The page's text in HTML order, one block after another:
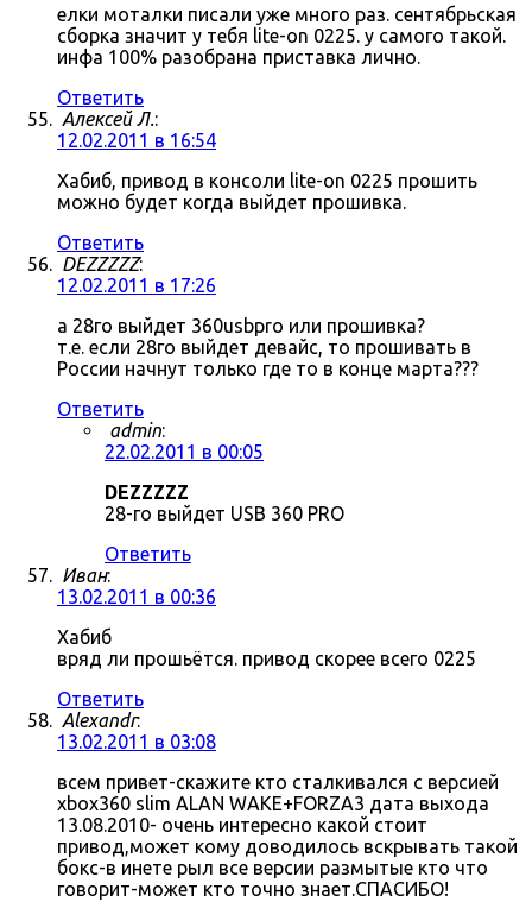
елки моталки писали уже много раз. сентябрьская
сборка значит у тебя lite-on 0225. у самого такой.
инфа 100% разобрана приставка лично.
Ответить
Алексей Л.:
12.02.2011 в 16:54
Хабиб, привод в консоли lite-on 0225 прошить
можно будет когда выйдет прошивка.
Ответить
DEZZZZZ:
12.02.2011 в 17:26
а 28го выйдет 360usbpro или прошивка?
т.е. если 28го выйдет девайс, то прошивать в
России начнут только где то в конце марта???
Ответить
admin:
22.02.2011 в 00:05
DEZZZZZ
28-го выйдет USB 360 PRO
Ответить
Иван:
13.02.2011 в 00:36
Хабиб
вряд ли прошьётся. привод скорее всего 0225
Ответить
Alexandr:
13.02.2011 в 03:08
всем привет-скажите кто сталкивался с версией
xbox360 slim ALAN WAKE+FORZA3 дата выхода
13.08.2010- очень интересно какой стоит
привод,может кому доводилось вскрывать такой
бокс-в инете рыл все версии размытые кто что
говорит-может кто точно знает.СПАСИБО!